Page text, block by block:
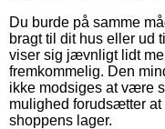
Du burde på samme
bragt til dit hus eller ud
viser sig jævnligt lidt
fremkommelig. Den
ikke modsiges at være
mulighed forudsætter
shoppens lager.